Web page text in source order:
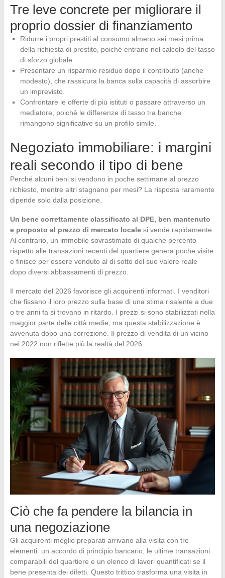
Tre leve concrete per migliorare il
proprio dossier di finanziamento
Ridurre i propri prestiti al consumo almeno sei mesi prima
della richiesta di prestito, poiché entrano nel calcolo del tasso
di sforzo globale.
Presentare un risparmio residuo dopo il contributo (anche
modesto), che rassicura la banca sulla capacità di assorbire
un imprevisto.
Confrontare le offerte di più istituti o passare attraverso un
mediatore, poiché le differenze di tasso tra banche
rimangono significative su un profilo simile.
Negoziato immobiliare: i margini
reali secondo il tipo di bene
Perché alcuni beni si vendono in poche settimane al prezzo
richiesto, mentre altri stagnano per mesi? La risposta raramente
dipende solo dalla posizione.
Un bene correttamente classificato al DPE, ben mantenuto
e proposto al prezzo di mercato localesi vende rapidamente.
Al contrario, un immobile sovrastimato di qualche percento
rispetto alle transazioni recenti del quartiere genera poche visite
e finisce per essere venduto al di sotto del suo valore reale
dopo diversi abbassamenti di prezzo.
Il mercato del 2026 favorisce gli acquirenti informati. I venditori
che fissano il loro prezzo sulla base di una stima risalente a due
o tre anni fa si trovano in ritardo. I prezzi si sono stabilizzati nella
maggior parte delle città medie, ma questa stabilizzazione è
avvenuta dopo una correzione. Il prezzo di vendita di un vicino
nel 2022 non riflette più la realtà del 2026.
Ciò che fa pendere la bilancia in
una negoziazione
Gli acquirenti meglio preparati arrivano alla visita con tre
elementi: un accordo di principio bancario, le ultime transazioni
comparabili del quartiere e un elenco di lavori quantificati se il
bene presenta dei difetti. Questo trittico trasforma una visita in